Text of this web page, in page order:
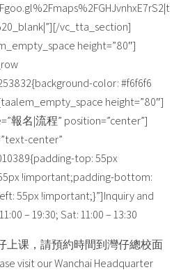
vc_tta_section]
height=”80″]
color: #f6f6f6
height=”80″]
報名|流程” position=”center”]
center”
top: 55px
!important;padding-bottom:
55px !important;}”]Inquiry and
– 19:30; Sat: 11:00 – 13:30
上课，請預約時間到灣仔總校面
visit our Wanchai Headquarter